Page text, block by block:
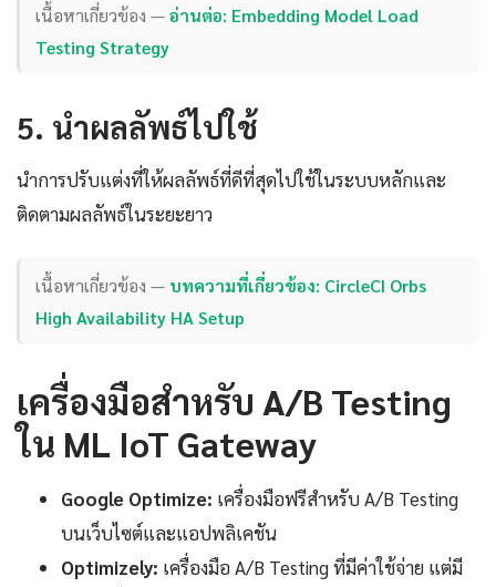
เนื้อหาเกี่ยวข้อง —อ่านต่อ: Embedding Model Load
Testing Strategy
5. นำผลลัพธ์ไปใช้
นำการปรับแต่งที่ให้ผลลัพธ์ที่ดีที่สุดไปใช้ในระบบหลักและ
ติดตามผลลัพธ์ในระยะยาว
เนื้อหาเกี่ยวข้อง — บทความที่เกี่ยวข้อง: CircleCI Orbs
High Availability HA Setup
เครื่องมือสำหรับ A/B Testing
ใน ML IoT Gateway
Google Optimize: เครื่องมือฟรีสำหรับ A/B Testing
บนเว็บไซต์และแอปพลิเคชัน
Optimizely: เครื่องมือ A/B Testing ที่มีค่าใช้จ่าย แต่มี